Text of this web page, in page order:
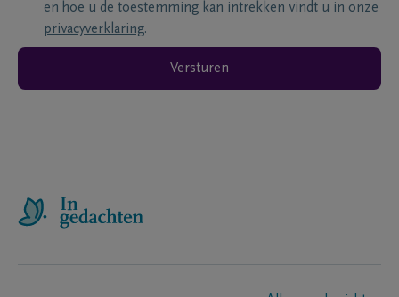
en hoe u de toestemming kan intrekken vindt u in onze
privacyverklaring.
Versturen